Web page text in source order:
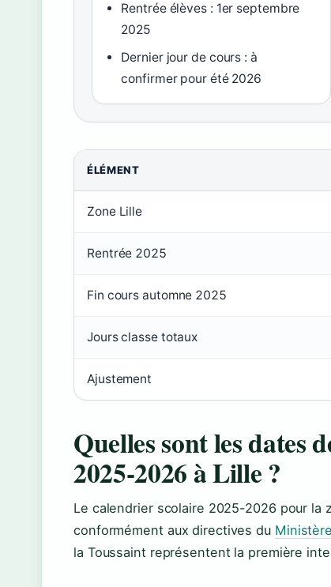
Rentrée élèves : 1er septembre
2025
Dernier jour de cours : à
confirmer pour été 2026
ÉLÉMENT
Zone Lille
Rentrée 2025
Fin cours automne 2025
Jours classe totaux
Ajustement
Quelles sont les dates
2025-2026 à Lille ?
Le calendrier scolaire 2025-2026 pour la
conformément aux directives du
la Toussaint représentent la première